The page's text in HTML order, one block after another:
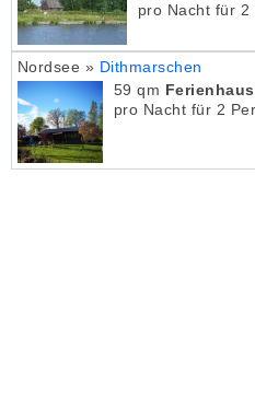
pro Nacht für 2
Nordsee » Dithmarschen
59 qm Ferienhaus
pro Nacht für 2